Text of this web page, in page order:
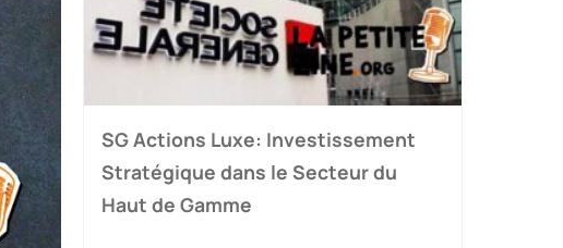
SG Actions Luxe: Investissement
Stratégique dans le Secteur du
Haut de Gamme